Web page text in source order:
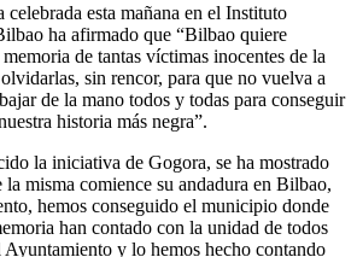
celebrada esta mañana en el Instituto
ha afirmado que “Bilbao quiere
de tantas víctimas inocentes de la
sin rencor, para que no vuelva a
de la mano todos y todas para conseguir
historia más negra”.
la iniciativa de Gogora, se ha mostrado
misma comience su andadura en Bilbao,
hemos conseguido el municipio donde
han contado con la unidad de todos
y lo hemos hecho contando